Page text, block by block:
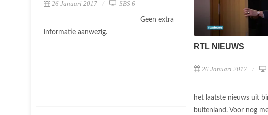
26 Januari 2017 SBS 6
Geen extra
informatie aanwezig.
RTL NIEUWS
26 Januari 2017
het laatste nieuws uit
buitenland. Voor nog